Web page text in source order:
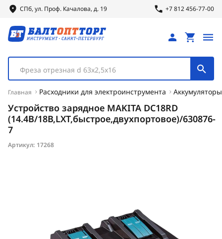
СПб, ул. Проф. Качалова, д. 19 +7 812 456-77-00
Фреза отрезная d 63х2,5х16
Главная Расходники для электроинструмента
Устройство зарядное MAKITA DC18RD
(14.4В/18В,LXT,быстрое,двухпортовое)/630876-
7
Артикул: 17268